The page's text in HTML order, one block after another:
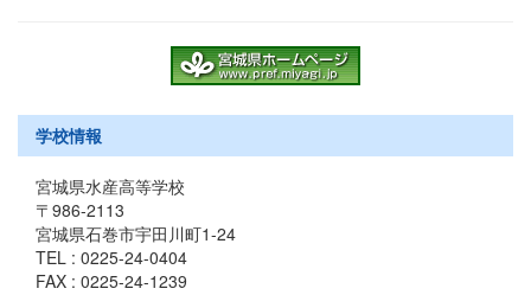
学校情報
宮城県水産高等学校
〒986-2113
宮城県石巻市宇田川町1-24
TEL : 0225-24-0404
FAX : 0225-24-1239